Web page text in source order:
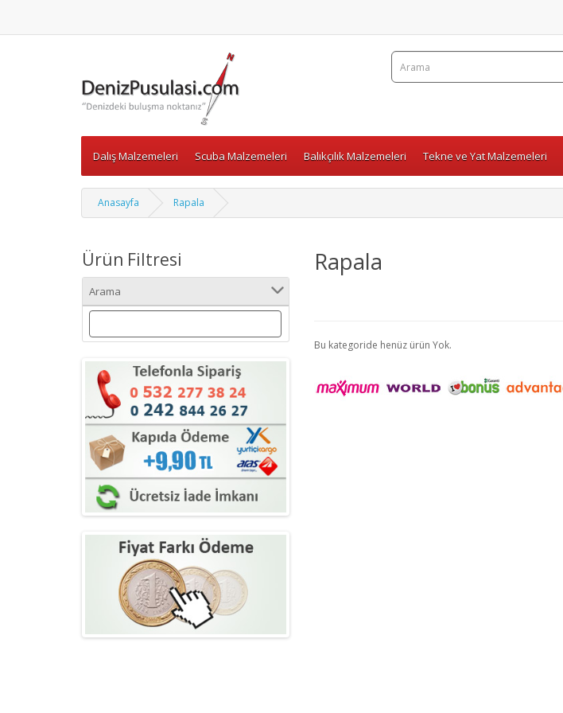
Dalış Malzemeleri Scuba Malzemeleri Balıkçılık Malzemeleri Tekne ve Yat Malzemeleri
Anasayfa Rapala
Ürün Filtresi
Arama
Rapala
Bu kategoride henüz ürün Yok.